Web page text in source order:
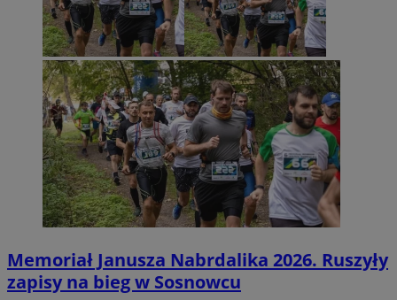
Memoriał Janusza Nabrdalika 2026. Ruszyły
zapisy na bieg w Sosnowcu